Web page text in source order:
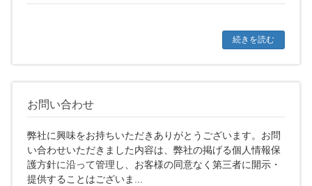
続きを読む
お問い合わせ
弊社に興味をお持ちいただきありがとうございます。お問
い合わせいただきました内容は、弊社の掲げる個人情報保
護方針に沿って管理し、お客様の同意なく第三者に開示・
提供することはございま...